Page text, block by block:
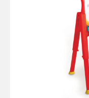
สินค้าอาจมีการเปลี่
แพ็คเกจโดยร้านฯอา
ของผลิตภัณฑ์ที่แสดง
การตั้งค่าการแสดง
คำเตือน/ข้อห้าม:
ห้ามแยกชิ้นส่วนออก